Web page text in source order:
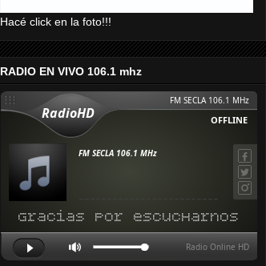
Hacé click en la foto!!!
RADIO EN VIVO 106.1 mhz